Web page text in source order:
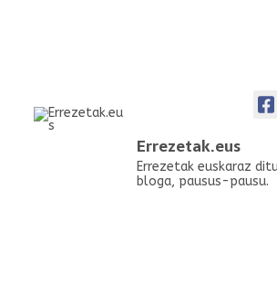
Errezetak.eus
Errezetak euskaraz
bloga, pausus-pausu.